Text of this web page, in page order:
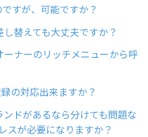
すが、可能ですか？
替えても大丈夫ですか？
ナーのリッチメニューから呼
の対応出来ますか？
ドがあるなら分けても問題な
スが必要になりますか？